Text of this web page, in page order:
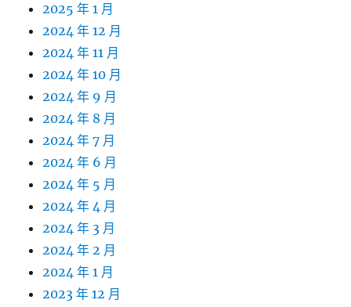
2025 年 1 月
2024 年 12 月
2024 年 11 月
2024 年 10 月
2024 年 9 月
2024 年 8 月
2024 年 7 月
2024 年 6 月
2024 年 5 月
2024 年 4 月
2024 年 3 月
2024 年 2 月
2024 年 1 月
2023 年 12 月